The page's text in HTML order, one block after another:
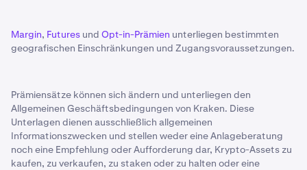
Margin, Futures und Opt-in-Prämien unterliegen bestimmten
geografischen Einschränkungen und Zugangsvoraussetzungen.
Prämiensätze können sich ändern und unterliegen den
Allgemeinen Geschäftsbedingungen von Kraken. Diese
Unterlagen dienen ausschließlich allgemeinen
Informationszwecken und stellen weder eine Anlageberatung
noch eine Empfehlung oder Aufforderung dar, Krypto-Assets zu
kaufen, zu verkaufen, zu staken oder zu halten oder eine